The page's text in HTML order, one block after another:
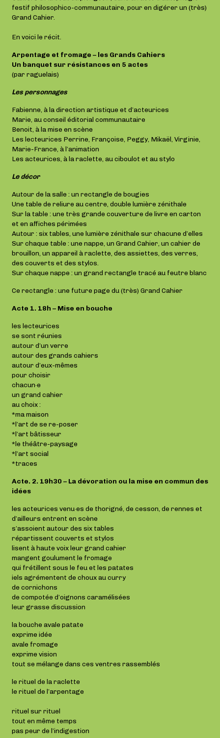
festif philosophico-communautaire, pour en digérer un (très)
Grand Cahier.
En voici le récit.
Arpentage et fromage – les Grands Cahiers
Un banquet sur résistances en 5 actes
(par raguelais)
Les personnages
Fabienne, à la direction artistique et d’acteurices
Marie, au conseil éditorial communautaire
Benoit, à la mise en scène
Les lecteurices Perrine, Françoise, Peggy, Mikaël, Virginie,
Marie-France, à l’animation
Les acteurices, à la raclette, au ciboulot et au stylo
Le décor
Autour de la salle : un rectangle de bougies
Une table de reliure au centre, double lumière zénithale
Sur la table : une très grande couverture de livre en carton
et en affiches périmées
Autour : six tables, une lumière zénithale sur chacune d’elles
Sur chaque table : une nappe, un Grand Cahier, un cahier de
brouillon, un appareil à raclette, des assiettes, des verres,
des couverts et des stylos.
Sur chaque nappe : un grand rectangle tracé au feutre blanc
Ce rectangle : une future page du (très) Grand Cahier
Acte 1. 18h – Mise en bouche
les lecteurices
se sont réunies
autour d’un verre
autour des grands cahiers
autour d’eux-mêmes
pour choisir
chacun·e
un grand cahier
au choix :
*ma maison
*l’art de se re-poser
*l’art bâtisseur
*le théâtre-paysage
*l’art social
*traces
Acte. 2. 19h30 – La dévoration ou la mise en commun des
idées
les acteurices venu·es de thorigné, de cesson, de rennes et
d’ailleurs entrent en scène
s’assoient autour des six tables
répartissent couverts et stylos
lisent à haute voix leur grand cahier
mangent goulument le fromage
qui frétillent sous le feu et les patates
iels agrémentent de choux au curry
de cornichons
de compotée d’oignons caramélisées
leur grasse discussion
la bouche avale patate
exprime idée
avale fromage
exprime vision
tout se mélange dans ces ventres rassemblés
le rituel de la raclette
le rituel de l’arpentage
rituel sur rituel
tout en même temps
pas peur de l’indigestion